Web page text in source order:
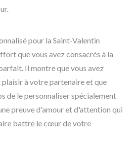
pour la Saint-Valentin
que vous avez consacrés à la
Il montre que vous avez
à votre partenaire et que
de le personnaliser spécialement
preuve d'amour et d'attention qui
battre le cœur de votre